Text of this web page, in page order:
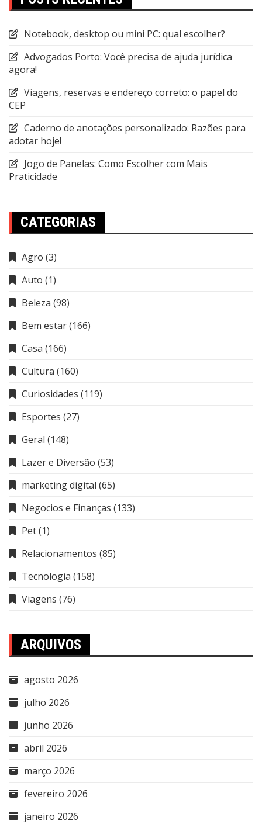
Notebook, desktop ou mini PC: qual escolher?
Advogados Porto: Você precisa de ajuda jurídica
agora!
Viagens, reservas e endereço correto: o papel do
CEP
Caderno de anotações personalizado: Razões para
adotar hoje!
Jogo de Panelas: Como Escolher com Mais
Praticidade
CATEGORIAS
Agro (3)
Auto (1)
Beleza (98)
Bem estar(166)
Casa (166)
Cultura (160)
Curiosidades (119)
Esportes (27)
Geral (148)
Lazer e Diversão (53)
marketing digital (65)
Negocios e Finanças (133)
Pet(1)
Relacionamentos (85)
Tecnologia (158)
Viagens (76)
ARQUIVOS
agosto 2026
julho 2026
junho 2026
abril 2026
março 2026
fevereiro 2026
janeiro 2026